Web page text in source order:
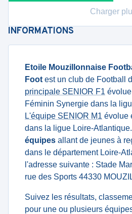
Charger
INFORMATIONS
Etoile Mouzillonnaise
Foot est un club de Football
principale SENIOR F1
Féminin Synergie dans la
L'équipe SENIOR M1 évolue
dans la ligue Loire-
équipes allant de jeunes à
dans le département Loire-
l'adresse suivante : Stade
rue des Sports 44330
Suivez les résultats,
pour une ou plusieurs